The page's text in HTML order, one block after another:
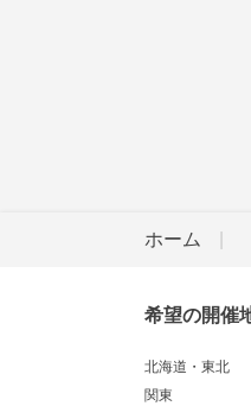
ホーム
希望の開催
北海道・東北
関東